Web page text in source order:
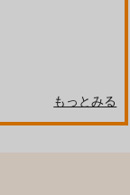
もっとみる